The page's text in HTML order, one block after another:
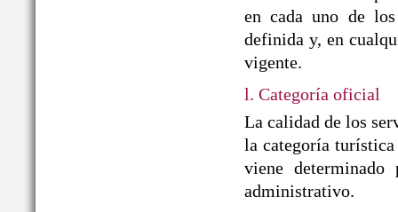
en cada uno de
definida y, en
vigente.
l. Categoría oficial
La calidad de los
la categoría
viene
administrativo.